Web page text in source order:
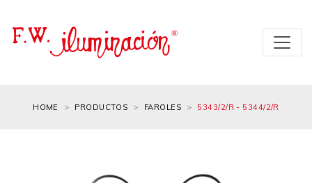
HOME PRODUCTOS FAROLES 5343/2/R - 5344/2/R